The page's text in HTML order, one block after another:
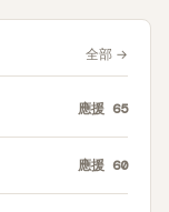
全部 →
應援 65
應援 60